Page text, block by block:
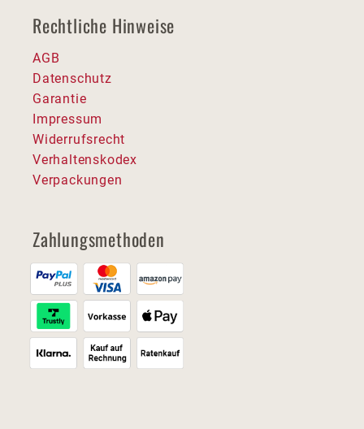
Rechtliche Hinweise
AGB
Datenschutz
Garantie
Impressum
Widerrufsrecht
Verhaltenskodex
Verpackungen
Zahlungsmethoden